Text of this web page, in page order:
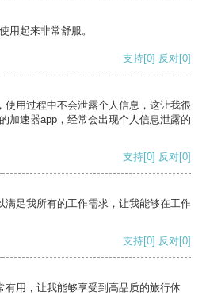
用起来非常舒服。
支持[0] 反对[0]
使用过程中不会泄露个人信息，这让我很
加速器app，经常会出现个人信息泄露的
支持[0] 反对[0]
满足我所有的工作需求，让我能够在工作
支持[0] 反对[0]
有用，让我能够享受到高品质的旅行体